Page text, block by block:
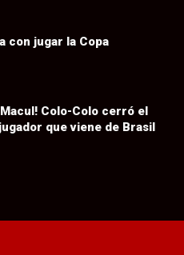
con jugar la Copa
Macul! Colo-Colo cerró el
que viene de Brasil